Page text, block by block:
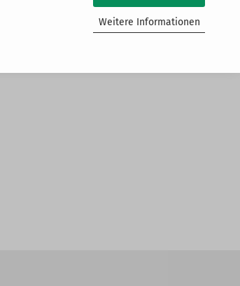
Weitere Informationen